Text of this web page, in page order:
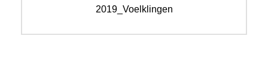
Next
2019_Voelklingen